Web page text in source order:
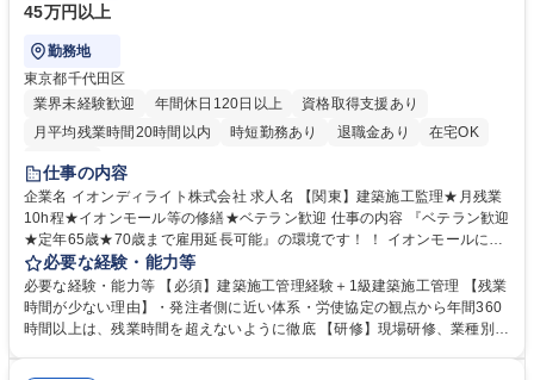
45万円以上
勤務地
東京都千代田区
業界未経験歓迎
年間休日120日以上
資格取得支援あり
月平均残業時間20時間以内
時短勤務あり 退職金あり
在宅OK
服装自由
仕事の内容
企業名 イオンディライト株式会社 求人名 【関東】建築施工監理★月残業
10h程★イオンモール等の修繕★ベテラン歓迎 仕事の内容 『ベテラン歓迎
★定年65歳★70歳まで雇用延長可能』の環境です！ ！ イオンモールにお
ける大規模修繕・改装工事などを担当！ 具体的には、管轄内の各地の施工
受託案件を担当いただきゼネコン、 施工業者との折衝、現地での作業管理
等を行います！ 【業務】■工事実施前の準備（各種書類申請／工程表等ス
ケジュール確認）■工事実施期間における施工管理（安全／品質） ■工事
必要な経験・能力等
必要な経験・能力等 【必須】建築施工管理経験＋1級建築施工管理 【残業
時間が少ない理由】・発注者側に近い体系・労使協定の観点から年間360
時間以上は、残業時間を超えないように徹底 【研修】現場研修、業種別メ